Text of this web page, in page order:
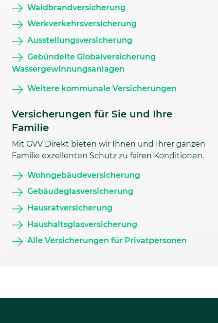
Waldbrandversicherung
Werkverkehrsversicherung
Ausstellungsversicherung
Gebündelte Globalversicherung
Wassergewinnungsanlagen
Weitere kommunale Versicherungen
Versicherungen für Sie und Ihre
Familie
Mit GVV Direkt bieten wir Ihnen und Ihrer ganzen
Familie exzellenten Schutz zu fairen Konditionen.
Wohngebäudeversicherung
Gebäudeglasversicherung
Hausratversicherung
Haushaltsglasversicherung
Alle Versicherungen für Privatpersonen